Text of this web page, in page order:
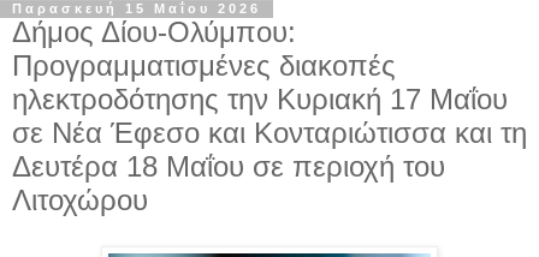
Παρασκευή 15 Μαΐου 2026
Δήμος Δίου-Ολύμπου:
Προγραμματισμένες διακοπές
ηλεκτροδότησης την Κυριακή 17 Μαΐου
σε Νέα Έφεσο και Κονταριώτισσα και τη
Δευτέρα 18 Μαΐου σε περιοχή του
Λιτοχώρου